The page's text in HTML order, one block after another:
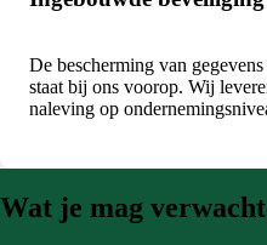
De bescherming van
staat bij ons voorop. Wij
naleving op
Wat je mag